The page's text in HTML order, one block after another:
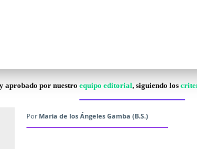
aprobado por nuestro equipo editorial, siguiendo los
Por Maria de los Ángeles Gamba (B.S.)